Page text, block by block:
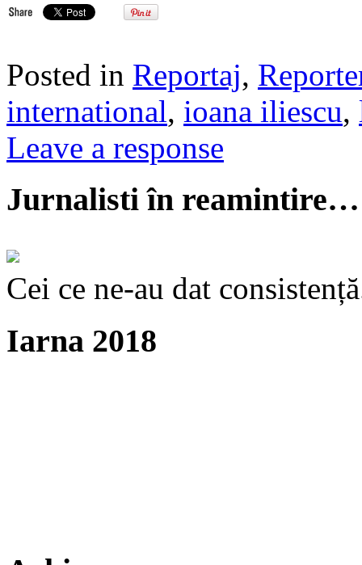
Posted in Reportaj,
international, ioana iliescu,
Leave a response
Jurnalisti în reamintire…
Cei ce ne-au dat
Iarna 2018